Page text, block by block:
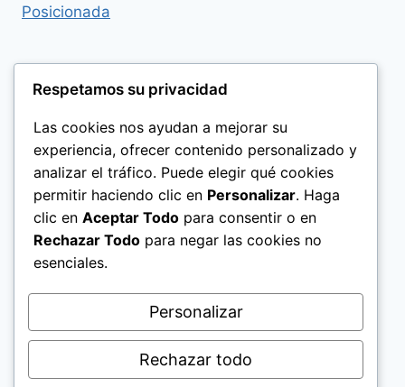
Respetamos su privacidad
Las cookies nos ayudan a mejorar su
experiencia, ofrecer contenido personalizado y
analizar el tráfico. Puede elegir qué cookies
permitir haciendo clic en Personalizar. Haga
clic en Aceptar Todo para consentir o en
Rechazar Todo para negar las cookies no
esenciales.
Personalizar
Rechazar todo